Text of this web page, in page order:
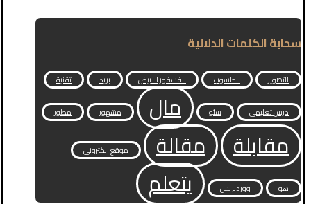
سحابة الكلمات الدلالية
التصوير الحاسوب الفسفور الابيض بريد تقنية
درس تعليمي سئو مال مشهور مطور
مقابلة مقالة موقع الكتروني
هو ووردبريس يتعلم